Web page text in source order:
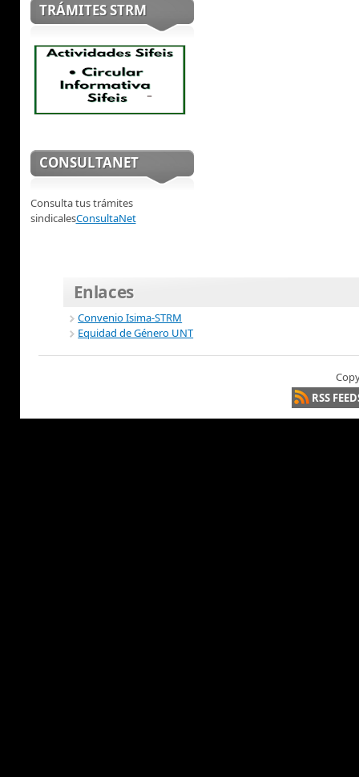
TRÁMITES STRM
CONSULTANET
Consulta tus trámites
sindicalesConsultaNet
Enlaces
Convenio Isima-STRM
Equidad de Género UNT
RSS